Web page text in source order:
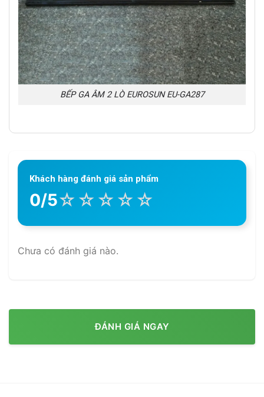
BẾP GA ÂM 2 LÒ EUROSUN EU-GA287
Khách hàng đánh giá sản phẩm
0/5☆ ☆ ☆ ☆ ☆
Chưa có đánh giá nào.
ĐÁNH GIÁ NGAY